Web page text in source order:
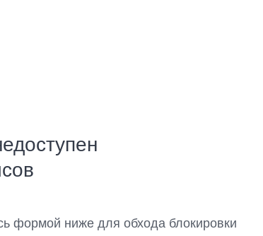
формой ниже для обхода блокировки